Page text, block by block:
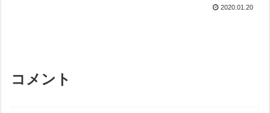
2020.01.20
コメント